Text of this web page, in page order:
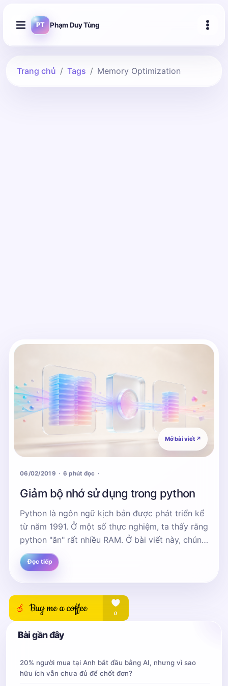
PT Phạm Duy Tùng
Trang chủ Tags Memory Optimization
Mở bài viết ↗
06/02/2019 6 phút đọc
Giảm bộ nhớ sử dụng trong python
Python là ngôn ngữ kịch bản được phát triển kể
từ năm 1991. Ở một số thực nghiệm, ta thấy rằng
python "ăn" rất nhiều RAM. Ở bài viết này, chúng
ta sẽ phân tích sâu hơn về vì sao...
Đọc tiếp
Bài gần đây
20% người mua tại Anh bắt đầu bằng AI, nhưng vì sao
hữu ích vẫn chưa đủ để chốt đơn?